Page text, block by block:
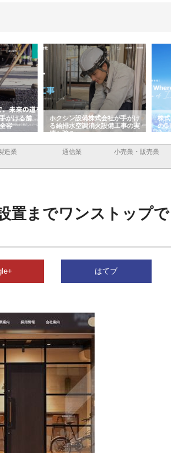
がける舗
容
ホクシン設備株式会社が手がけ
る給排水空調消火設備工事の実
績と強み
株
の
入
造業 通信業 小売業・販売業
置までワンストップで
はてブ